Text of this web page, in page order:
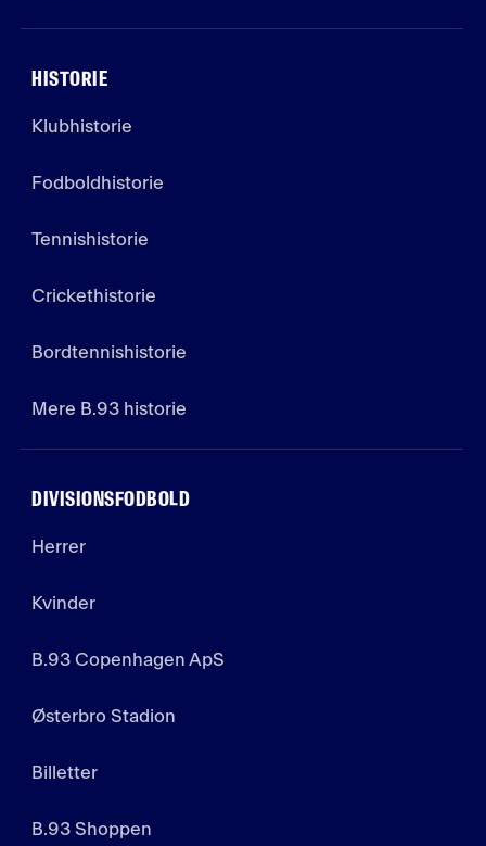
HISTORIE
Klubhistorie
Fodboldhistorie
Tennishistorie
Crickethistorie
Bordtennishistorie
Mere B.93 historie
DIVISIONSFODBOLD
Herrer
Kvinder
B.93 Copenhagen ApS
Østerbro Stadion
Billetter
B.93 Shoppen